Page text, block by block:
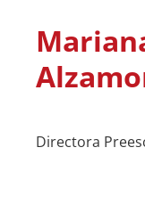
Directora